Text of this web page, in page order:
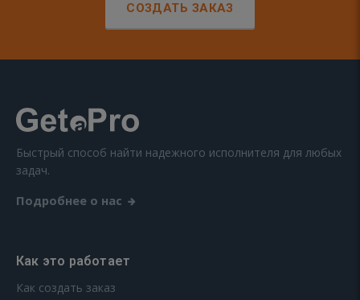
СОЗДАТЬ ЗАКАЗ
Быстрый способ найти надежного исполнителя для любых
задач.
Подробнее о нас
Как это работает
Как создать заказ